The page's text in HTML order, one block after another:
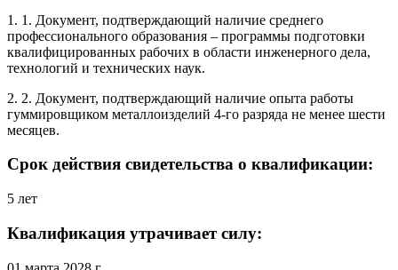
1. 1. Документ, подтверждающий наличие среднего
профессионального образования – программы подготовки
квалифицированных рабочих в области инженерного дела,
технологий и технических наук.
2. 2. Документ, подтверждающий наличие опыта работы
гуммировщиком металлоизделий 4-го разряда не менее шести
месяцев.
Срок действия свидетельства о квалификации:
5 лет
Квалификация утрачивает силу: